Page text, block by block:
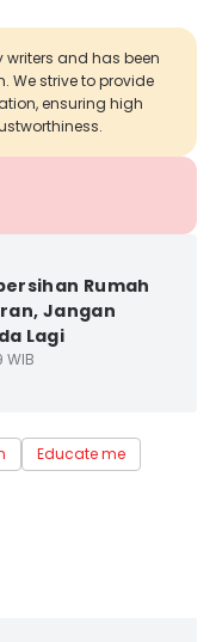
and has been
We strive to provide
ensuring high
Rumah
Jangan
Lagi
WIB
Educate me